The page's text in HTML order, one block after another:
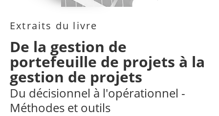
Extraits du livre
De la gestion de
portefeuille de projets à la
gestion de projets
Du décisionnel à l'opérationnel -
Méthodes et outils